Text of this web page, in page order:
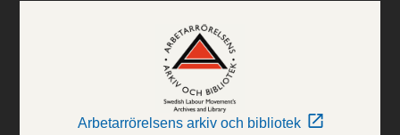
Arbetarrörelsens arkiv och bibliotek